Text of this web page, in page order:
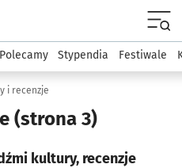
podserwis: Kultura
Polecamy Stypendia Festiwale
i recenzje
(strona 3)
kultury, recenzje